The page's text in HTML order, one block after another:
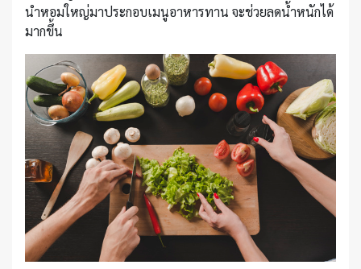
นำหอมใหญ่มาประกอบเมนูอาหารทาน จะช่วยลดน้ำหนักได้
มากขึ้น